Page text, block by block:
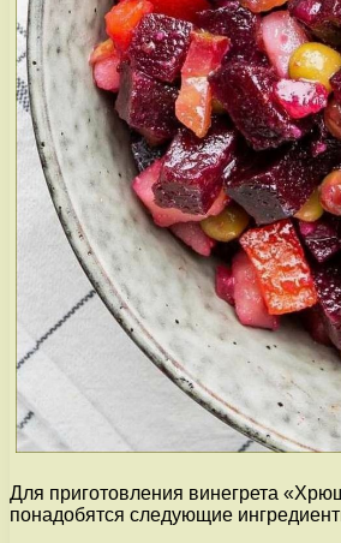
Для приготовления винегрета
понадобятся следующие